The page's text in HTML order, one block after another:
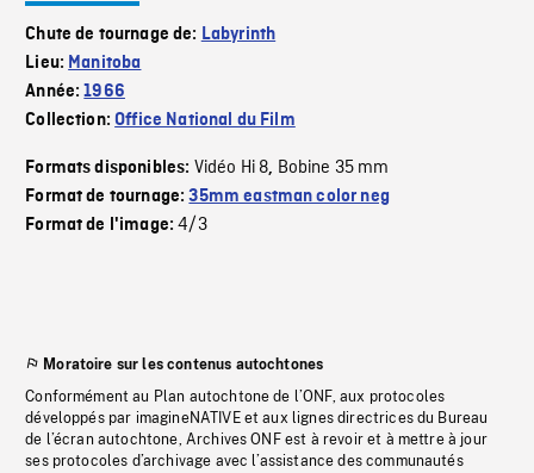
Chute de tournage de: Labyrinth
Lieu: Manitoba
Année:1966
Collection:Office National du Film
Formats disponibles: Vidéo Hi 8, Bobine 35 mm
Format de tournage:35mm eastman color neg
Format de l'image:4/3
Moratoire sur les contenus autochtones
Conformément au Plan autochtone de l’ONF, aux protocoles
développés par imagineNATIVE et aux lignes directrices du Bureau
de l’écran autochtone, Archives ONF est à revoir et à mettre à jour
ses protocoles d’archivage avec l’assistance des communautés